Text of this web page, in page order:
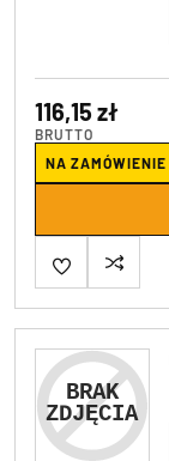
116,15 zł
BRUTTO
NA ZAMÓWIENIE